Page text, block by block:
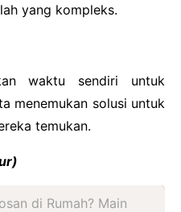
yang kompleks.
waktu sendiri untuk
menemukan solusi untuk
temukan.
di Rumah? Main